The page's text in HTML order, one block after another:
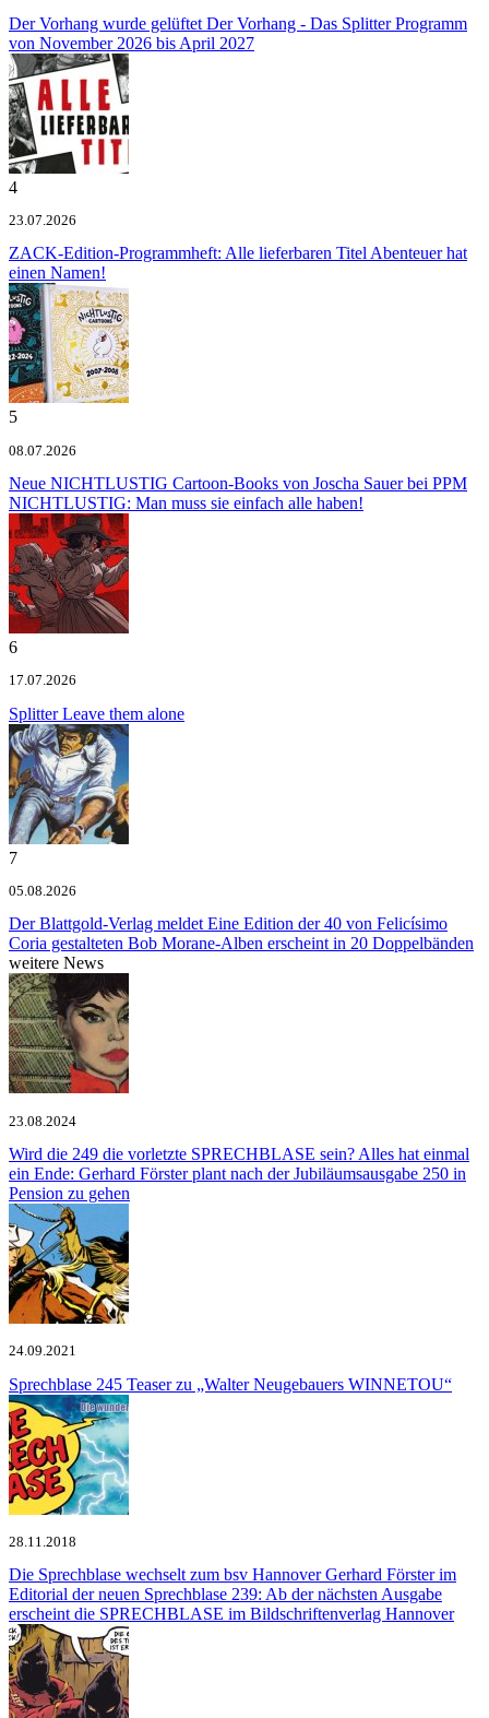
Der Vorhang wurde gelüftet Der Vorhang - Das Splitter Programm
von November 2026 bis April 2027
4
23.07.2026
ZACK-Edition-Programmheft: Alle lieferbaren Titel Abenteuer hat
einen Namen!
5
08.07.2026
Neue NICHTLUSTIG Cartoon-Books von Joscha Sauer bei PPM
NICHTLUSTIG: Man muss sie einfach alle haben!
6
17.07.2026
SplitterLeave them alone
7
05.08.2026
Der Blattgold-Verlag meldet Eine Edition der 40 von Felicísimo
Coria gestalteten Bob Morane-Alben erscheint in 20 Doppelbänden
weitere News
23.08.2024
Wird die 249 die vorletzte SPRECHBLASE sein? Alles hat einmal
ein Ende: Gerhard Förster plant nach der Jubiläumsausgabe 250 in
Pension zu gehen
24.09.2021
Sprechblase 245 Teaser zu „Walter Neugebauers WINNETOU“
28.11.2018
Die Sprechblase wechselt zum bsv HannoverGerhard Förster im
Editorial der neuen Sprechblase 239: Ab der nächsten Ausgabe
erscheint die SPRECHBLASE im Bildschriftenverlag Hannover